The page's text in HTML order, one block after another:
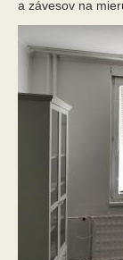
a závesov na